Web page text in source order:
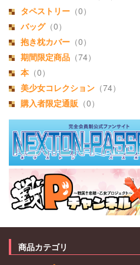
タペストリー （0）
バッグ（0）
抱き枕カバー （0）
期間限定商品 （74）
本 （0）
美少女コレクション （74）
購入者限定通販 （0）
商品カテゴリ